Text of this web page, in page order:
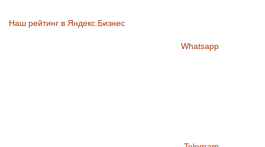
Наш рейтинг в Яндекс.Бизнес
Whatsapp